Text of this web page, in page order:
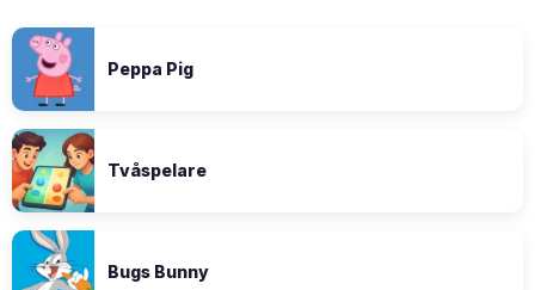
Peppa Pig
Tvåspelare
Bugs Bunny